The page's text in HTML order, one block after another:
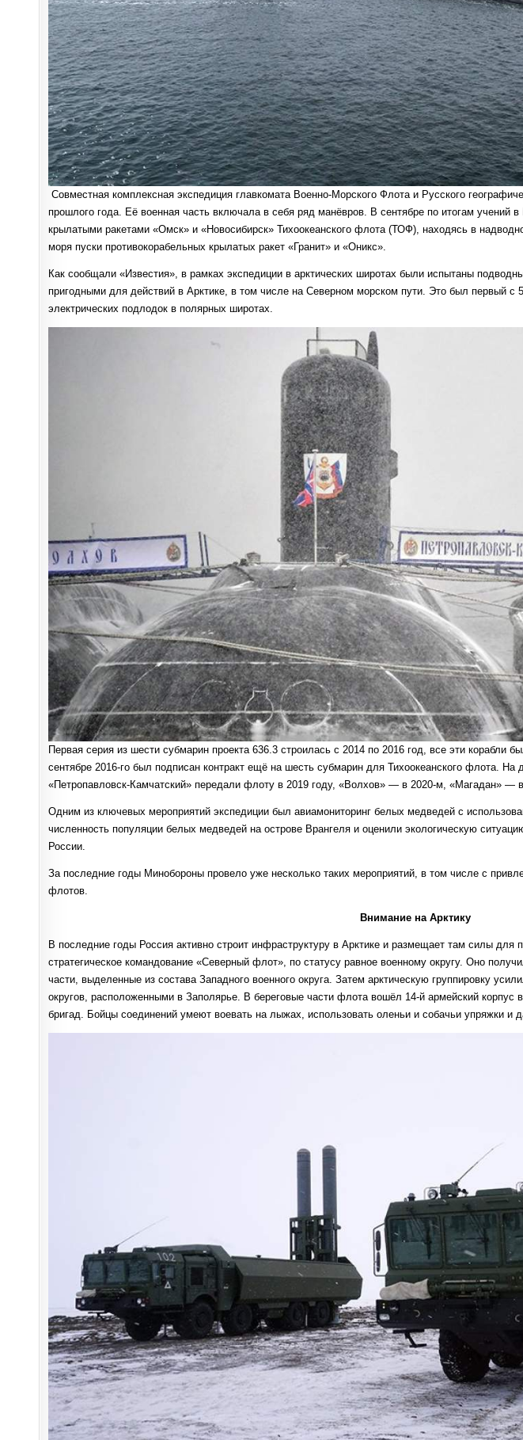
Совместная комплексная экспедиция главкомата Военно-Морского Флота и Русского
прошлого года. Её военная часть включала в себя ряд манёвров. В сентябре по итогам учений
крылатыми ракетами «Омск» и «Новосибирск» Тихоокеанского флота (ТОФ), находясь в
моря пуски противокорабельных крылатых ракет «Гранит» и «Оникс».
Как сообщали «Известия», в рамках экспедиции в арктических широтах были испытаны
пригодными для действий в Арктике, в том числе на Северном морском пути. Это был первый с
электрических подлодок в полярных широтах.
Первая серия из шести субмарин проекта 636.3 строилась с 2014 по 2016 год, все эти
сентябре 2016-го был подписан контракт ещё на шесть субмарин для Тихоокеанского флота. На
«Петропавловск-Камчатский» передали флоту в 2019 году, «Волхов» — в 2020-м, «Магадан» — в
Одним из ключевых мероприятий экспедиции был авиамониторинг белых медведей с
численность популяции белых медведей на острове Врангеля и оценили экологическую
России.
За последние годы Минобороны провело уже несколько таких мероприятий, в том числе с
флотов.
Внимание на Арктику
В последние годы Россия активно строит инфраструктуру в Арктике и размещает там силы
стратегическое командование «Северный флот», по статусу равное военному округу. Оно
части, выделенные из состава Западного военного округа. Затем арктическую группировку
округов, расположенными в Заполярье. В береговые части флота вошёл 14-й армейский корпус
бригад. Бойцы соединений умеют воевать на лыжах, использовать оленьи и собачьи упряжки и